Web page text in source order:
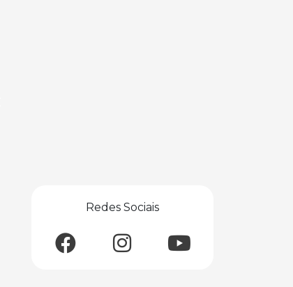
Redes Sociais